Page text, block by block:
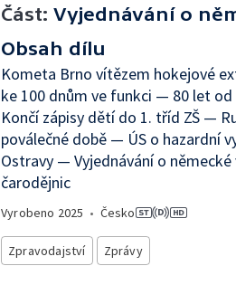
Část: Vyjednávání o
Obsah dílu
Kometa Brno vítězem hokejové
ke 100 dnům ve funkci — 80 let
Končí zápisy dětí do 1. tříd ZŠ —
poválečné době — ÚS o hazardní
Ostravy — Vyjednávání o
čarodějnic
Vyrobeno 2025 • Česko
Zpravodajství Zprávy